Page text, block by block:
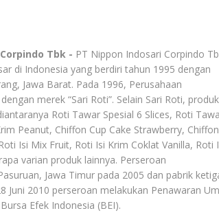
Tbk - PT Nippon Indosari Corpindo
di Indonesia yang berdiri tahun 1995 dengan
Jawa Barat. Pada 1996, Perusahaan
merek “Sari Roti”. Selain Sari Roti,
Roti Tawar Spesial 6 Slices, Roti
Peanut, Chiffon Cup Cake Strawberry,
Isi Mix Fruit, Roti Isi Krim Coklat Vanilla, Roti
varian produk lainnya. Perseroan
Jawa Timur pada 2005 dan pabrik
Juni 2010 perseroan melakukan Penawaran
Efek Indonesia (BEI).